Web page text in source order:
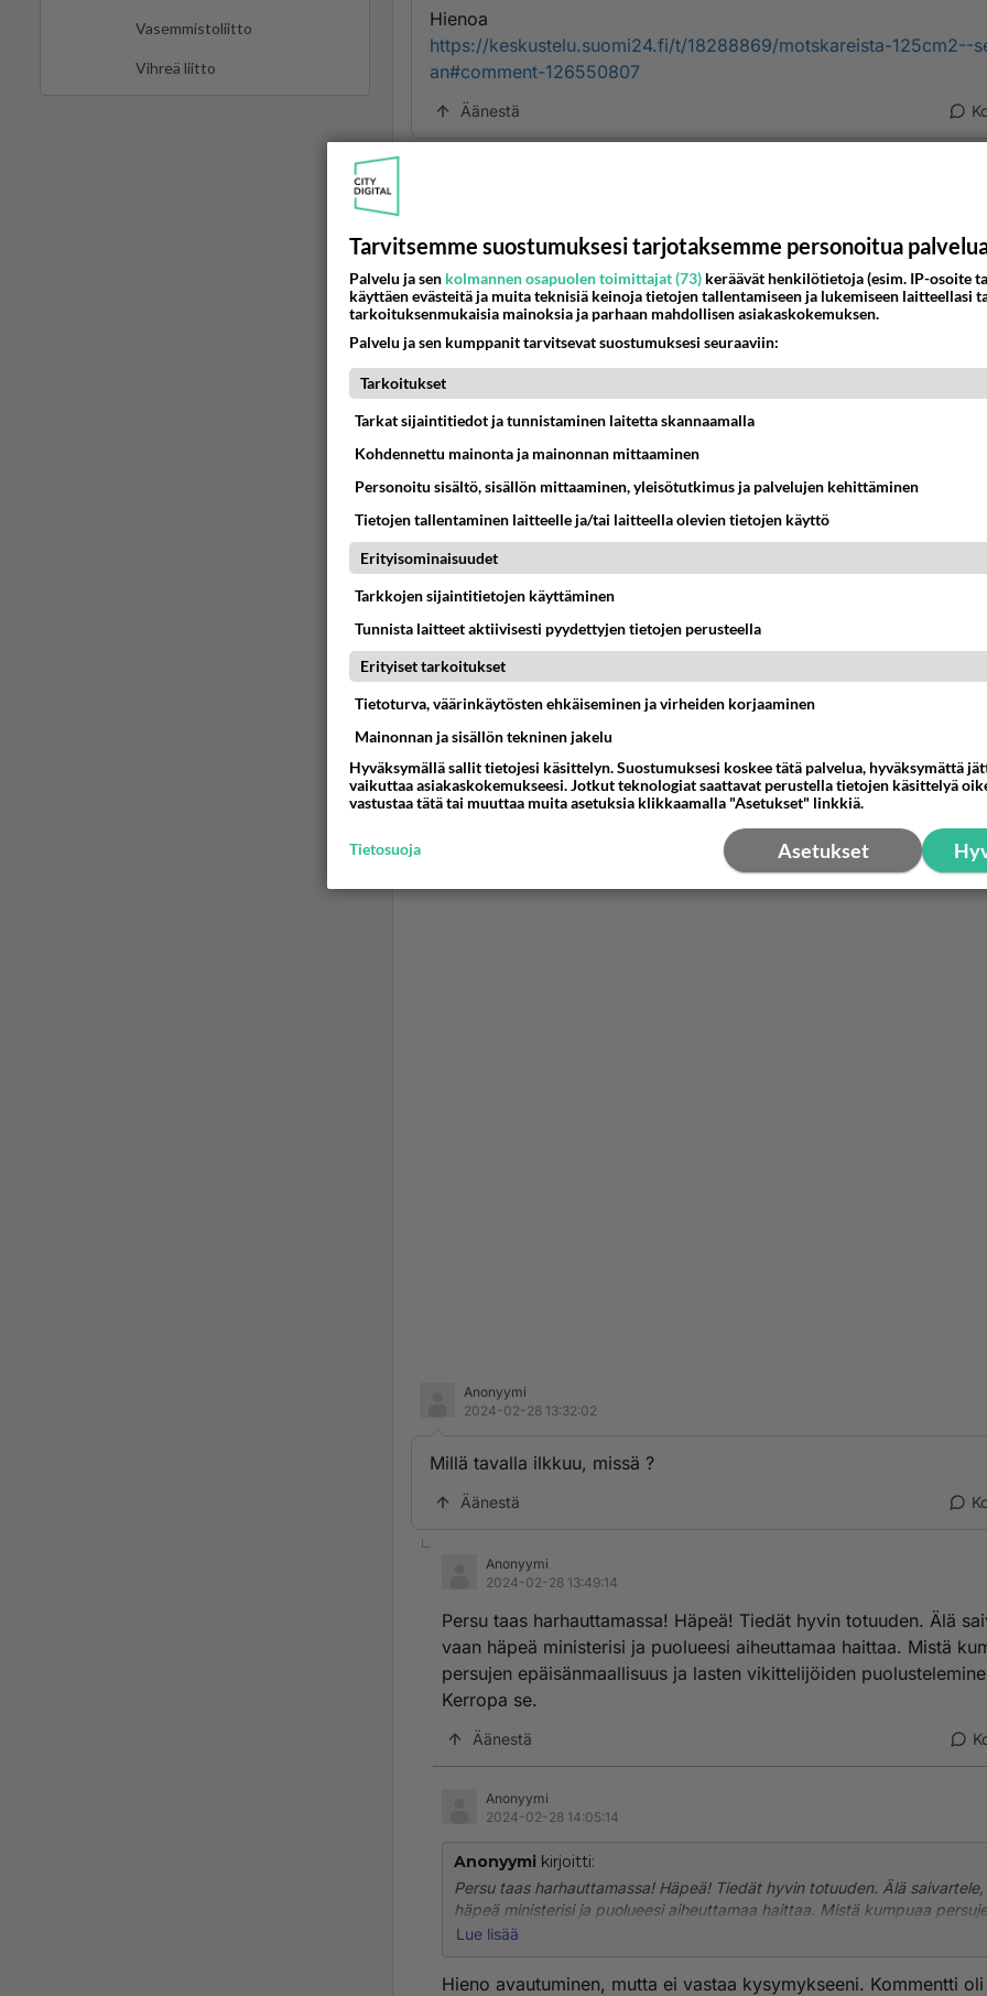
Vasemmistoliitto
Vihreä liitto
Hienoa
https://keskustelu.suomi24.fi/t/18288869/motskareista-125cm2--
an#comment-126550807
Äänestä
enää palvele kansaa, eikä siihen pyrikään.Virkakoneisto elää
elämäänsä ja kansan on palveltava sitä”.
Äänestä
2024-02-28 09:51:24
Ei pysty epäisänmaallisten persujen ajatuksia ymmärtämään.
Äänestä
Anonyymi
2024-02-28 13:22:10
Äänestä
Anonyymi
2024-02-28 13:32:02
Millä tavalla ilkkuu, missä ?
Äänestä
Anonyymi
2024-02-28 13:49:14
Persu taas harhauttamassa! Häpeä! Tiedät hyvin totuuden. Älä
vaan häpeä ministerisi ja puolueesi aiheuttamaa haittaa. Mistä
persujen epäisänmaallisuus ja lasten vikittelijöiden
Kerropa se.
Äänestä
Anonyymi
2024-02-28 14:05:14
Anonyymi kirjoitti:
Persu taas harhauttamassa! Häpeä! Tiedät hyvin totuuden. Älä
häpeä ministerisi ja puolueesi aiheuttamaa haittaa. Mistä kumpuaa
epäisänmaallisuus ja lasten vikittelijöiden puolusteleminen? Kerropa se.
Lue lisää
Hieno avautuminen, mutta ei vastaa kysymykseeni. Kommentti oli
Tarvitsemme suostumuksesi tarjotaksemme personoitua
Palvelu ja sen kolmannen osapuolen toimittajat (73) keräävät henkilötietoja (esim. IP-osoite
käyttäen evästeitä ja muita teknisiä keinoja tietojen tallentamiseen ja lukemiseen laitteellasi
tarkoituksenmukaisia mainoksia ja parhaan mahdollisen asiakaskokemuksen.
Palvelu ja sen kumppanit tarvitsevat suostumuksesi seuraaviin:
Tarkoitukset
Tarkat sijaintitiedot ja tunnistaminen laitetta skannaamalla
Kohdennettu mainonta ja mainonnan mittaaminen
Personoitu sisältö, sisällön mittaaminen, yleisötutkimus ja palvelujen kehittäminen
Tietojen tallentaminen laitteelle ja/tai laitteella olevien tietojen käyttö
Erityisominaisuudet
Tarkkojen sijaintitietojen käyttäminen
Tunnista laitteet aktiivisesti pyydettyjen tietojen perusteella
Erityiset tarkoitukset
Tietoturva, väärinkäytösten ehkäiseminen ja virheiden korjaaminen
Mainonnan ja sisällön tekninen jakelu
Hyväksymällä sallit tietojesi käsittelyn. Suostumuksesi koskee tätä palvelua, hyväksymättä
vaikuttaa asiakaskokemukseesi. Jotkut teknologiat saattavat perustella tietojen käsittelyä
vastustaa tätä tai muuttaa muita asetuksia klikkaamalla "Asetukset" linkkiä.
Asetukset
Tietosuoja